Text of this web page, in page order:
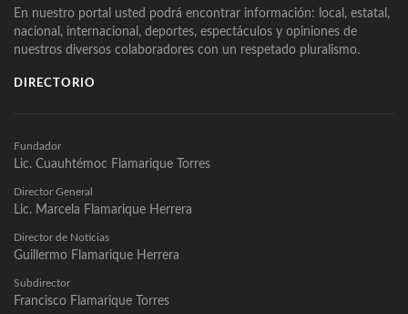
En nuestro portal usted podrá encontrar información: local, estatal,
nacional, internacional, deportes, espectáculos y opiniones de
nuestros diversos colaboradores con un respetado pluralismo.
DIRECTORIO
Fundador
Lic. Cuauhtémoc Flamarique Torres
Director General
Lic. Marcela Flamarique Herrera
Director de Noticias
Guillermo Flamarique Herrera
Subdirector
Francisco Flamarique Torres